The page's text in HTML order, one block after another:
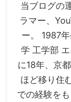
当ブログの
ラマー、
ー。 1987
学 工学部
に18年、京
ほど移り住
での経験を